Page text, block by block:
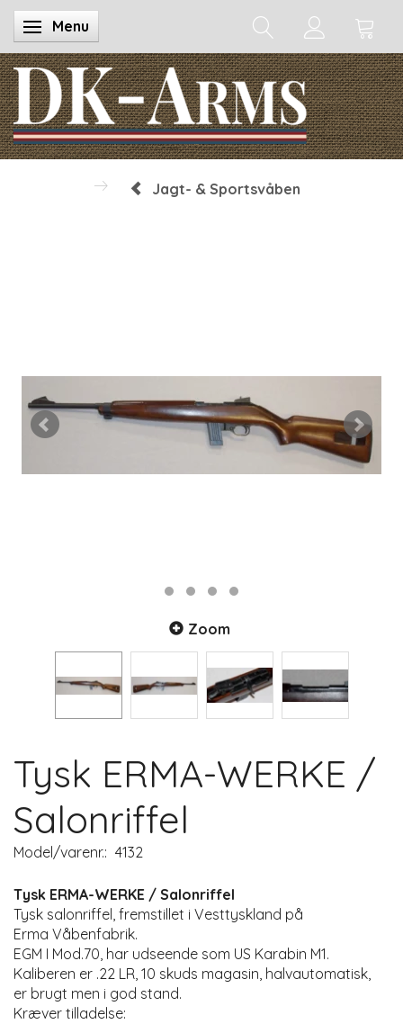
Skifte navigation
Menu
Jagt- & Sportsvåben
Zoom
Tysk ERMA-WERKE /
Salonriffel
Model/varenr.: 4132
Tysk ERMA-WERKE / Salonriffel
Tysk salonriffel, fremstillet i Vesttyskland på
Erma Våbenfabrik.
EGM I Mod.70, har udseende som US Karabin M1.
Kaliberen er .22 LR, 10 skuds magasin, halvautomatisk,
er brugt men i god stand.
Kræver tilladelse: